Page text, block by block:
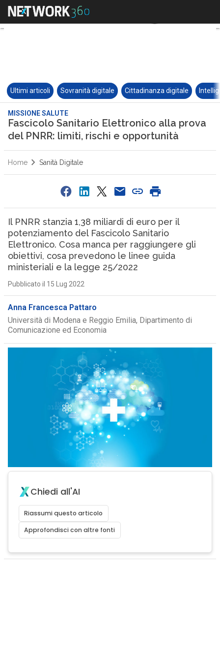
Ultimi articoli Sovranità digitale Cittadinanza digitale
MISSIONE SALUTE
Fascicolo Sanitario Elettronico alla prova
del PNRR: limiti, rischi e opportunità
Home Sanità Digitale
Il PNRR stanzia 1,38 miliardi di euro per il
potenziamento del Fascicolo Sanitario
Elettronico. Cosa manca per raggiungere gli
obiettivi, cosa prevedono le linee guida
ministeriali e la legge 25/2022
Pubblicato il 15 Lug 2022
Anna Francesca Pattaro
Università di Modena e Reggio Emilia, Dipartimento di
Comunicazione ed Economia
Chiedi all'AI
Riassumi questo articolo
Approfondisci con altre fonti